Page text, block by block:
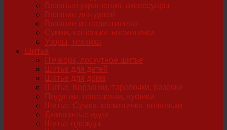
Вязаные украшения, аксессуары
Вязание для детей
Вязание из полиэтилена
Сумки, кошельки, косметички
Узоры, техника
Шитье
Пэчворк, лоскутное шитье
Шитье для детей
Шитье для дома
Шитье. Корзинки, тарелочки, вазочки
Подушки, наволочки, пуфики
Шитье. Сумки, косметички, кошельки
Джинсовые идеи
Шитье одежды